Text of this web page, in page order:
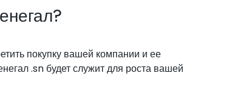
покупку вашей компании и ее
.sn будет служит для роста вашей